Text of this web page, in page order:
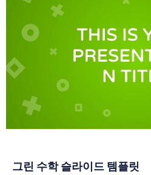
그린 수학 슬라이드 템플릿